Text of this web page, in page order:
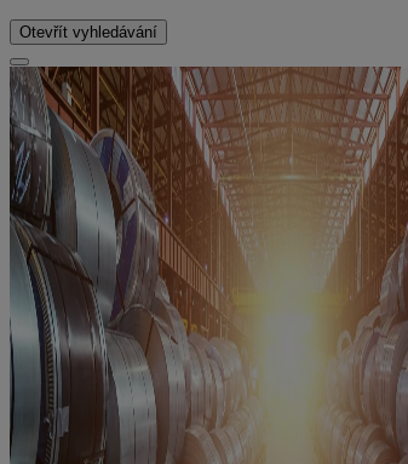
Otevřít vyhledávání